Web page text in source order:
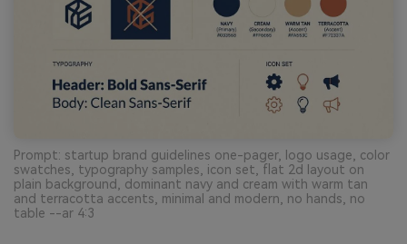
Prompt: startup brand guidelines one-pager, logo usage, color
swatches, typography samples, icon set, flat 2d layout on
plain background, dominant navy and cream with warm tan
and terracotta accents, minimal and modern, no hands, no
table --ar 4:3